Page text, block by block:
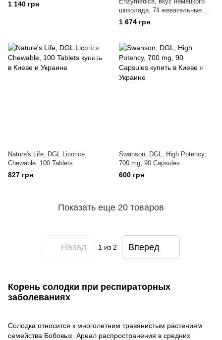
1 140 грн
шоколада, 74 жевательные
конфеты
1 674 грн
Nature's Life, DGL Licorice
Chewable, 100 Tablets
827 грн
Swanson, DGL, High Potency,
700 mg, 90 Capsules
600 грн
Показать еще 20 товаров
Назад 1 из 2 Вперед
Корень солодки при респираторных
заболеваниях
Солодка относится к многолетним травянистым растениям
семейства Бобовых. Ареал распространения в средних